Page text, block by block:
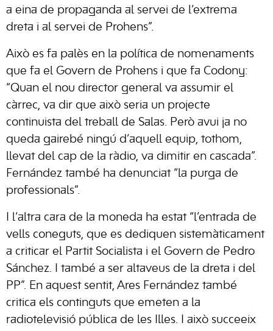
a eina de propaganda al servei de l’extrema
dreta i al servei de Prohens”.
Això es fa palès en la política de nomenaments
que fa el Govern de Prohens i que fa Codony:
“Quan el nou director general va assumir el
càrrec, va dir que això seria un projecte
continuista del treball de Salas. Però avui ja no
queda gairebé ningú d’aquell equip, tothom,
llevat del cap de la ràdio, va dimitir en cascada”.
Fernández també ha denunciat “la purga de
professionals”.
I l’altra cara de la moneda ha estat “l’entrada de
vells coneguts, que es dediquen sistemàticament
a criticar el Partit Socialista i el Govern de Pedro
Sánchez. I també a ser altaveus de la dreta i del
PP”. En aquest sentit, Ares Fernández també
critica els continguts que emeten a la
radiotelevisió pública de les Illes. I això succeeix